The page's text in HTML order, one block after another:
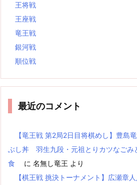
王将戦
王座戦
竜王戦
銀河戦
順位戦
最近のコメント
【竜王戦 第2局2日目将棋めし】豊島
ぶし丼 羽生九段・元祖とりカツなごみ
食
に 名無し竜王 より
【棋王戦 挑決トーナメント】広瀬章